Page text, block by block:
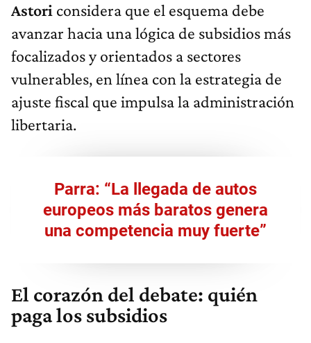
Astori considera que el esquema debe
avanzar hacia una lógica de subsidios más
focalizados y orientados a sectores
vulnerables, en línea con la estrategia de
ajuste fiscal que impulsa la administración
libertaria.
Parra: “La llegada de autos
europeos más baratos genera
una competencia muy fuerte”
El corazón del debate: quién
paga los subsidios